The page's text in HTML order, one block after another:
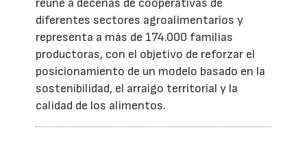
reúne a decenas de cooperativas de
diferentes sectores agroalimentarios y
representa a más de 174.000 familias
productoras, con el objetivo de reforzar el
posicionamiento de un modelo basado en la
sostenibilidad, el arraigo territorial y la
calidad de los alimentos.